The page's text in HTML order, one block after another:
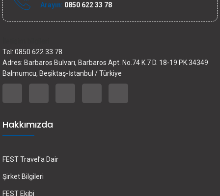
Arayın: 0850 622 33 78
Tel: 0850 622 33 78
Adres: Barbaros Bulvarı, Barbaros Apt. No.74 K.7 D. 18-19 PK.34349
Balmumcu, Beşiktaş-İstanbul / Türkiye
Hakkımızda
FEST Travel’a Dair
Şirket Bilgileri
FEST Ekibi